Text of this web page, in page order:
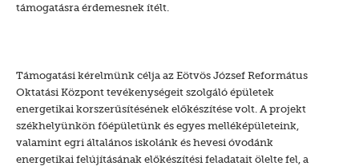
támogatásra érdemesnek ítélt.
Támogatási kérelmünk célja az Eötvös József Református
Oktatási Központ tevékenységeit szolgáló épületek
energetikai korszerűsítésének előkészítése volt. A projekt
székhelyünkön főépületünk és egyes melléképületeink,
valamint egri általános iskolánk és hevesi óvodánk
energetikai felújításának előkészítési feladatait ölelte fel, a